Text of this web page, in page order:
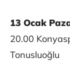
13 Ocak
20.00
Tonusluoğlu